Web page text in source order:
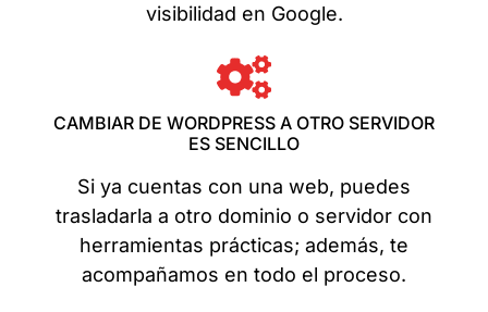
visibilidad en Google.
CAMBIAR DE WORDPRESS A OTRO SERVIDOR
ES SENCILLO
Si ya cuentas con una web, puedes
trasladarla a otro dominio o servidor con
herramientas prácticas; además, te
acompañamos en todo el proceso.